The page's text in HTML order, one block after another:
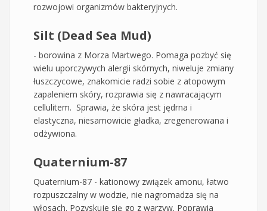
rozwojowi organizmów bakteryjnych.
Silt (Dead Sea Mud)
- borowina z Morza Martwego. Pomaga pozbyć się
wielu uporczywych alergii skórnych, niweluje zmiany
łuszczycowe, znakomicie radzi sobie z atopowym
zapaleniem skóry, rozprawia się z nawracającym
cellulitem. Sprawia, że skóra jest jędrna i
elastyczna, niesamowicie gładka, zregenerowana i
odżywiona.
Quaternium-87
Quaternium-87 - kationowy związek amonu, łatwo
rozpuszczalny w wodzie, nie nagromadza się na
włosach. Pozyskuje się go z warzyw. Poprawia